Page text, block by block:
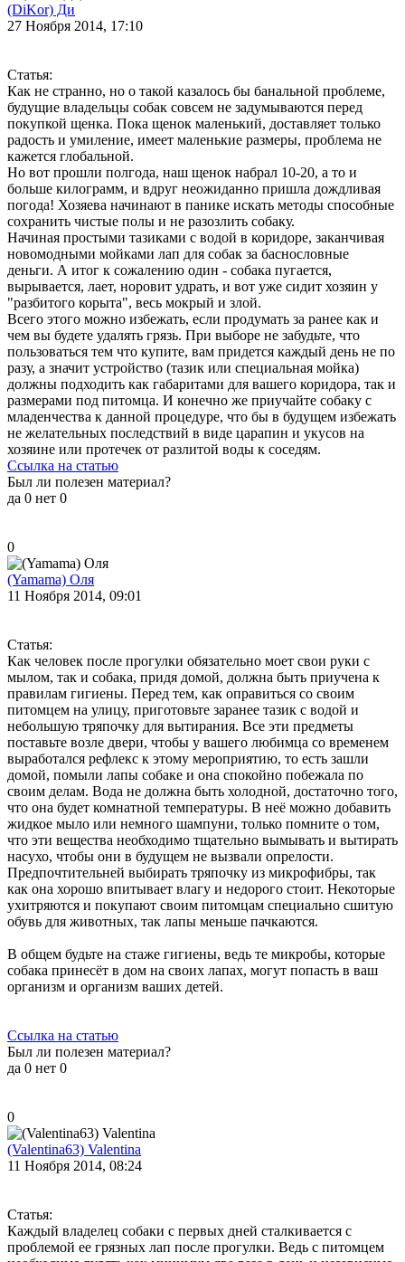
(DiKor) Ди
27 Ноября 2014, 17:10
Статья:
Как не странно, но о такой казалось бы банальной проблеме,
будущие владельцы собак совсем не задумываются перед
покупкой щенка. Пока щенок маленький, доставляет только
радость и умиление, имеет маленькие размеры, проблема не
кажется глобальной.
Но вот прошли полгода, наш щенок набрал 10-20, а то и
больше килограмм, и вдруг неожиданно пришла дождливая
погода! Хозяева начинают в панике искать методы способные
сохранить чистые полы и не разозлить собаку.
Начиная простыми тазиками с водой в коридоре, заканчивая
новомодными мойками лап для собак за баснословные
деньги. А итог к сожалению один - собака пугается,
вырывается, лает, норовит удрать, и вот уже сидит хозяин у
"разбитого корыта", весь мокрый и злой.
Всего этого можно избежать, если продумать за ранее как и
чем вы будете удалять грязь. При выборе не забудьте, что
пользоваться тем что купите, вам придется каждый день не по
разу, а значит устройство (тазик или специальная мойка)
должны подходить как габаритами для вашего коридора, так и
размерами под питомца. И конечно же приучайте собаку с
младенчества к данной процедуре, что бы в будущем избежать
не желательных последствий в виде царапин и укусов на
хозяине или протечек от разлитой воды к соседям.
Ссылка на статью
Был ли полезен материал?
да 0 нет 0
0
(Yamama) Оля
11 Ноября 2014, 09:01
Статья:
Как человек после прогулки обязательно моет свои руки с
мылом, так и собака, придя домой, должна быть приучена к
правилам гигиены. Перед тем, как оправиться со своим
питомцем на улицу, приготовьте заранее тазик с водой и
небольшую тряпочку для вытирания. Все эти предметы
поставьте возле двери, чтобы у вашего любимца со временем
выработался рефлекс к этому мероприятию, то есть зашли
домой, помыли лапы собаке и она спокойно побежала по
своим делам. Вода не должна быть холодной, достаточно того,
что она будет комнатной температуры. В неё можно добавить
жидкое мыло или немного шампуни, только помните о том,
что эти вещества необходимо тщательно вымывать и вытирать
насухо, чтобы они в будущем не вызвали опрелости.
Предпочтительней выбирать тряпочку из микрофибры, так
как она хорошо впитывает влагу и недорого стоит. Некоторые
ухитряются и покупают своим питомцам специально сшитую
обувь для животных, так лапы меньше пачкаются.
В общем будьте на стаже гигиены, ведь те микробы, которые
собака принесёт в дом на своих лапах, могут попасть в ваш
организм и организм ваших детей.
Ссылка на статью
Был ли полезен материал?
да 0 нет 0
0
(Valentina63) Valentina
11 Ноября 2014, 08:24
Статья:
Каждый владелец собаки с первых дней сталкивается с
проблемой ее грязных лап после прогулки. Ведь с питомцем